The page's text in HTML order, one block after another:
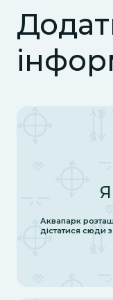
Аквапарк
дістатися сюди